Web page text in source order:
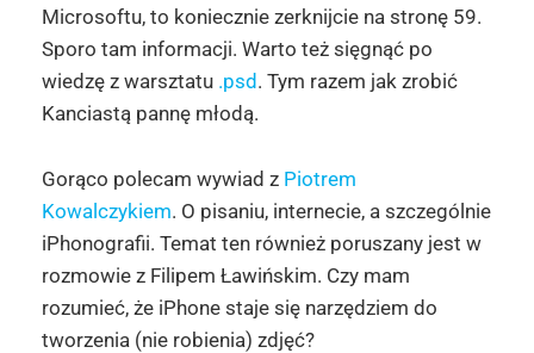
Microsoftu, to koniecznie zerknijcie na stronę 59.
Sporo tam informacji. Warto też sięgnąć po
wiedzę z warsztatu .psd . Tym razem jak zrobić
Kanciastą pannę młodą.
Gorąco polecam wywiad z Piotrem
Kowalczykiem. O pisaniu, internecie, a szczególnie
iPhonografii. Temat ten również poruszany jest w
rozmowie z Filipem Ławińskim. Czy mam
rozumieć, że iPhone staje się narzędziem do
tworzenia (nie robienia) zdjęć?